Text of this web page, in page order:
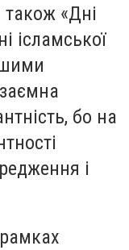
також «Дні
ісламської
бо на
і